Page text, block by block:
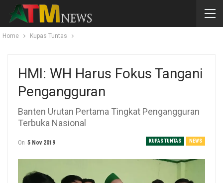
Home Kupas Tuntas
HMI: WH Harus Fokus Tangani
Pengangguran
Banten Urutan Pertama Tingkat Pengangguran
Terbuka Nasional
KUPAS TUNTAS NEWS
On 5 Nov 2019